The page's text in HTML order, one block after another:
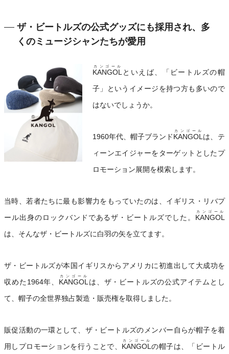
ザ・ビートルズの公式グッズにも採用され、多
くのミュージシャンたちが愛用
KANGOL
カンゴール
といえば、「ビートルズの帽
子」というイメージを持つ方も多いので
はないでしょうか。
1960年代、帽子ブランドKANGOL
カンゴール
は、テ
ィーンエイジャーをターゲットとしたプ
ロモーション展開を模索します。
当時、若者たちに最も影響力をもっていたのは、イギリス・リバプ
ール出身のロックバンドであるザ・ビートルズでした。 KANGOL
カンゴール
は、そんなザ・ビートルズに白羽の矢を立てます。
ザ・ビートルズが本国イギリスからアメリカに初進出して大成功を
収めた1964年、 KANGOL
カンゴール
は、ザ・ビートルズの公式アイテムとし
て、帽子の全世界独占製造・販売権を取得しました。
販促活動の一環として、ザ・ビートルズのメンバー自らが帽子を着
用しプロモーションを行うことで、 KANGOL
カンゴール
の帽子は、「ビートル